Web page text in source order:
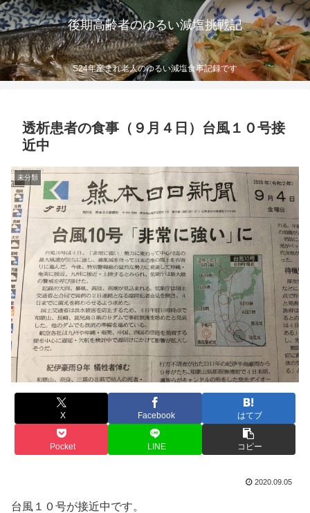
後期高齢者のゆるい減塩挑戦記
S24年産まれ老人のゆるい減塩食事記録です
透析患者の食事（９月４日）台風１０号接
近中
未分類
X Facebook はてブ
Pocket LINE コピー
2020.09.05
台風１０号が接近中です。